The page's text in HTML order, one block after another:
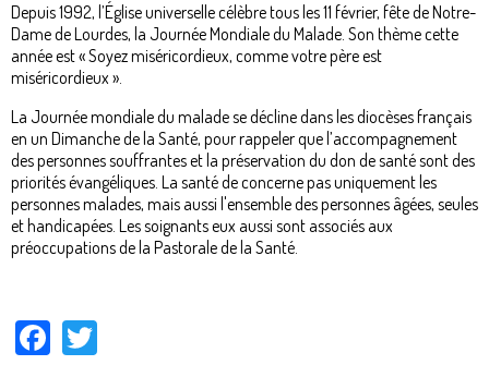
Depuis 1992, l’Église universelle célèbre tous les 11 février, fête de Notre-
Dame de Lourdes, la Journée Mondiale du Malade. Son thème cette
année est « Soyez miséricordieux, comme votre père est
miséricordieux ».
La Journée mondiale du malade se décline dans les diocèses français
en un Dimanche de la Santé, pour rappeler que l’accompagnement
des personnes souffrantes et la préservation du don de santé sont des
priorités évangéliques. La santé de concerne pas uniquement les
personnes malades, mais aussi l'ensemble des personnes âgées, seules
et handicapées. Les soignants eux aussi sont associés aux
préoccupations de la Pastorale de la Santé.
Facebook